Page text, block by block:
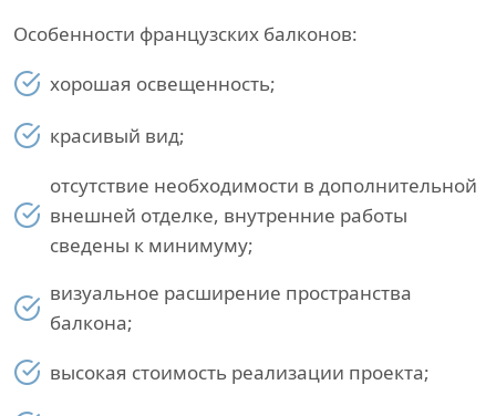
Особенности французских балконов:
хорошая освещенность;
красивый вид;
отсутствие необходимости в дополнительной
внешней отделке, внутренние работы
сведены к минимуму;
визуальное расширение пространства
балкона;
высокая стоимость реализации проекта;